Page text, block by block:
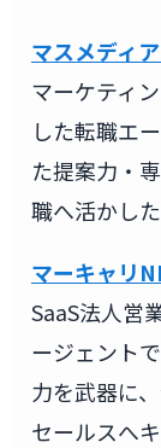
マスメディ
マーケティ
した転職エ
た提案力・
職へ活かし
マーキャリ
SaaS法人営
ージェント
力を武器に
セールスへ